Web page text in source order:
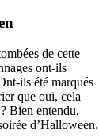
de cette
ont-ils
ils été marqués
que oui, cela
Bien entendu,
d’Halloween.